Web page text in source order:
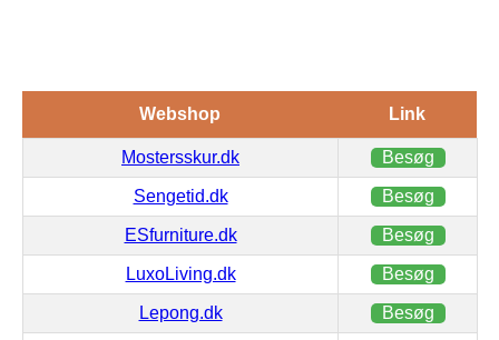
Webshop Link
Mostersskur.dk Besøg
Sengetid.dk Besøg
ESfurniture.dk Besøg
LuxoLiving.dk Besøg
Lepong.dk Besøg